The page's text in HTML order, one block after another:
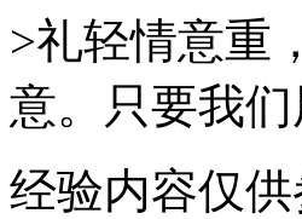
>礼轻情意重
意。只要我
经验内容仅